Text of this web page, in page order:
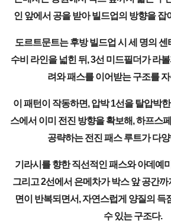
인 앞에서 공을 받아 빌드업의 방향을 잡
도르트문트는 후방 빌드업 시 세 명의
수비 라인을 넓힌 뒤, 3선 미드필더가 라
려와 패스를 이어받는 구조를
이 패턴이 작동하면, 압박 1선을 탈압박
스에서 이미 전진 방향을 확보해, 하프스
공략하는 전진 패스 루트가 다
기라시를 향한 직선적인 패스와 아데예
그리고 2선에서 은메차가 박스 앞 공간
면이 반복되면서, 자연스럽게 양질의 득
수 있는 구조다.